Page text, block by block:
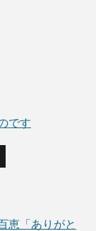
恵「ありがと